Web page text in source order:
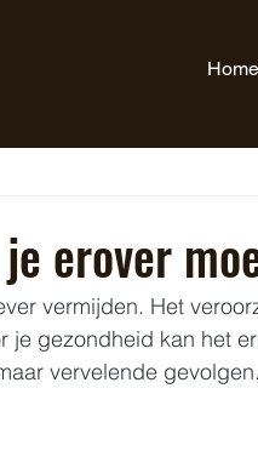
Home
erover
vermijden. Het
je gezondheid kan het
vervelende